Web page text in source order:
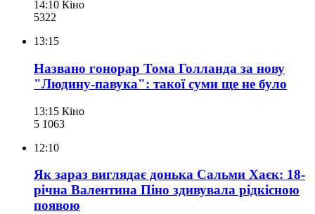
14:10 Кіно
5322
13:15
Названо гонорар Тома Голланда за нову
"Людину-павука": такої суми ще не було
13:15 Кіно
5 1063
12:10
Як зараз виглядає донька Сальми Хаєк: 18-
річна Валентина Піно здивувала рідкісною
появою